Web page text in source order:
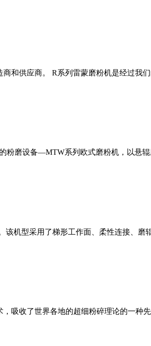
和供应商。 R系列雷蒙磨粉机是经过我
磨设备—MTW系列欧式磨粉机，以悬
机型采用了梯形工作面、柔性连接、
吸收了世界各地的超细粉碎理论的一种